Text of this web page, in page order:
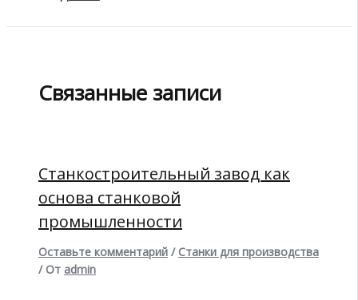
Связанные записи
Станкостроительный завод как
основа станковой
промышленности
Оставьте комментарий / Станки для производства
/ От admin